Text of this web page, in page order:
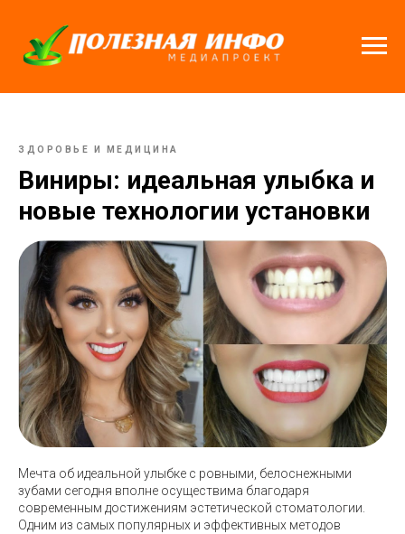
ЗДОРОВЬЕ И МЕДИЦИНА
Виниры: идеальная улыбка и
новые технологии установки
Мечта об идеальной улыбке с ровными, белоснежными
зубами сегодня вполне осуществима благодаря
современным достижениям эстетической стоматологии.
Одним из самых популярных и эффективных методов